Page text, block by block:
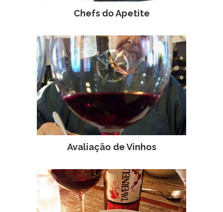
Chefs do Apetite
Avaliação de Vinhos